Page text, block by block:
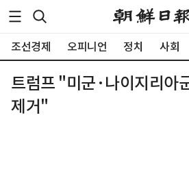
조선경제 오피니언 정치 사회
트럼프 "미군·나이지리아
제거"